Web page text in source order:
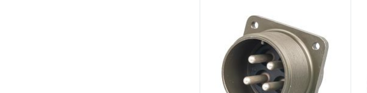
В избранное Сравнение